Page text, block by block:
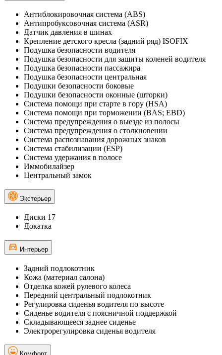
Антиблокировочная система (ABS)
Антипробуксовочная система (ASR)
Датчик давления в шинах
Крепление детского кресла (задний ряд) ISOFIX
Подушка безопасности водителя
Подушка безопасности для защиты коленей водителя
Подушка безопасности пассажира
Подушка безопасности центральная
Подушки безопасности боковые
Подушки безопасности оконные (шторки)
Система помощи при старте в гору (HSA)
Система помощи при торможении (BAS; EBD)
Система предупреждения о выезде из полосы
Система предупреждения о столкновении
Система распознавания дорожных знаков
Система стабилизации (ESP)
Система удержания в полосе
Иммобилайзер
Центральный замок
Экстерьер
Диски 17
Докатка
Интерьер
Задний подлокотник
Кожа (материал салона)
Отделка кожей рулевого колеса
Передний центральный подлокотник
Регулировка сиденья водителя по высоте
Сиденье водителя с поясничной поддержкой
Складывающееся заднее сиденье
Электрорегулировка сиденья водителя